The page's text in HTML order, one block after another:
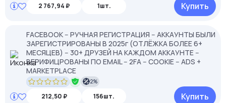
2 767,94 ₽ 1шт. Купить
FACEBOOK -- РУЧНАЯ РЕГИСТРАЦИЯ -- АККАУНТЫ БЫЛИ
ЗАРЕГИСТРИРОВАНЫ В 2025г (ОТЛЁЖКА БОЛЕЕ 6+
МЕСЯЦЕВ) -- 30+ ДРУЗЕЙ НА КАЖДОМ АККАУНТЕ --
ВЕРИФИЦРОВАНЫ ПО EMAIL -- 2FA -- COOKIE -- ADS +
MARKETPLACE
2%
212,50 ₽ 156шт. Купить